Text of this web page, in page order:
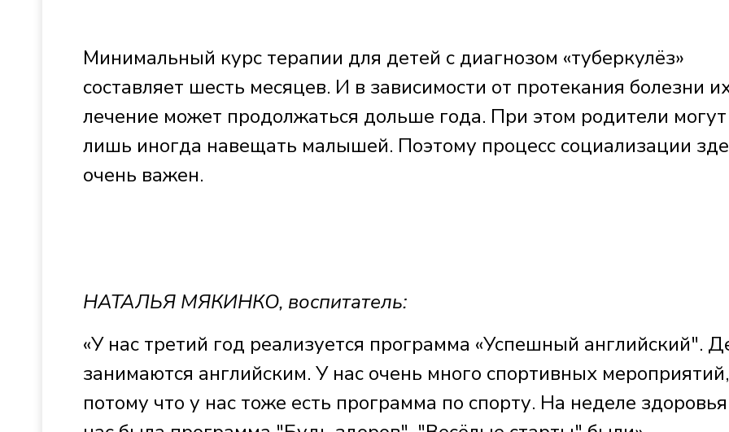
Минимальный курс терапии для детей с диагнозом «туберкулёз»
составляет шесть месяцев. И в зависимости от протекания болезни
лечение может продолжаться дольше года. При этом родители могут
лишь иногда навещать малышей. Поэтому процесс социализации
очень важен.
НАТАЛЬЯ МЯКИНКО, воспитатель:
«У нас третий год реализуется программа «Успешный английский".
занимаются английским. У нас очень много спортивных мероприятий,
потому что у нас тоже есть программа по спорту. На неделе